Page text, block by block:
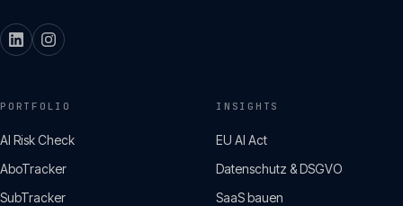
PORTFOLIO
AI Risk Check
AboTracker
SubTracker
INSIGHTS
EU AI Act
Datenschutz & DSGVO
SaaS bauen